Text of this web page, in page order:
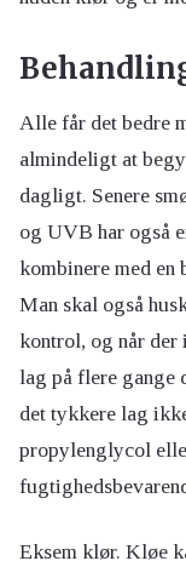
Alle får det bedre
almindeligt at
dagligt. Senere
og UVB har også
kombinere med
Man skal også
kontrol, og når der
lag på flere gange
det tykkere lag
propylenglycol
Eksem klør. Kløe